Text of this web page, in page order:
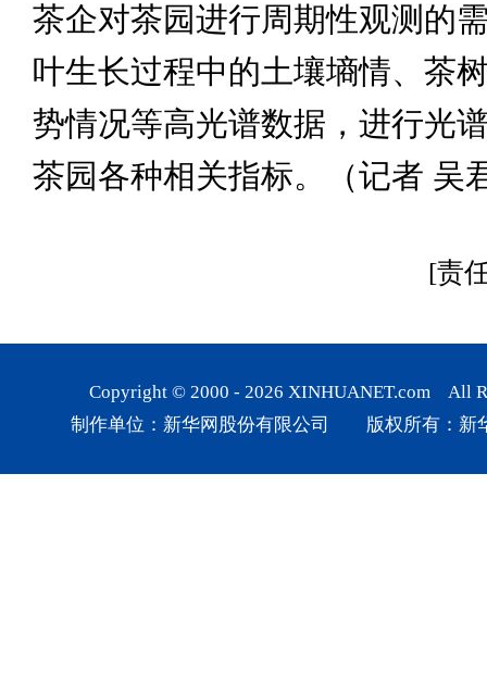
茶企对茶园进行周期性观测的
叶生长过程中的土壤墒情、茶
势情况等高光谱数据，进行光
茶园各种相关指标。（记者 吴
[责
Copyright © 2000 - 2026 XINHUANET.com All
制作单位：新华网股份有限公司 版权所有：新